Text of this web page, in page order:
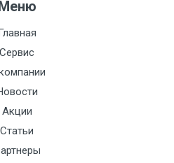
Сервис
Акции
Статьи